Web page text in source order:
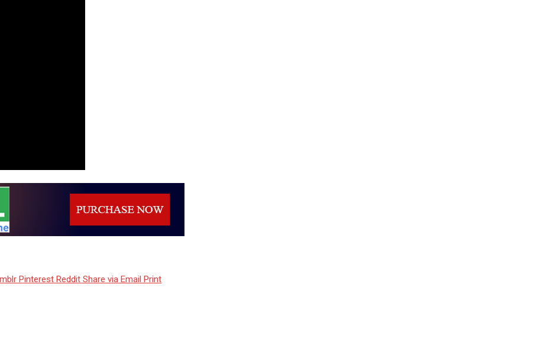
Pinterest Reddit Share via Email Print